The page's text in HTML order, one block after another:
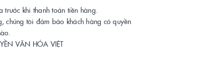
khi thanh toán tiền hàng.
chúng tôi đảm bảo khách hàng có quyền
VĂN HÓA VIỆT